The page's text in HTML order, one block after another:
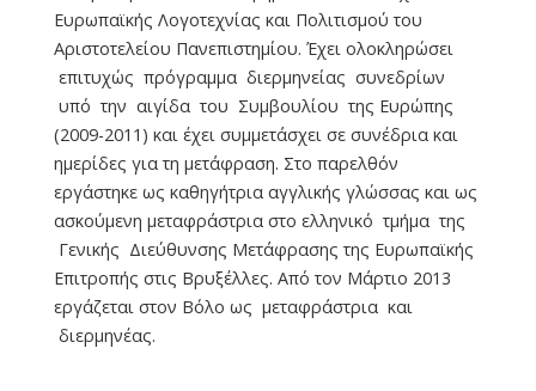
Ευρωπαϊκής Λογοτεχνίας και Πολιτισμού του
Αριστοτελείου Πανεπιστημίου. Έχει ολοκληρώσει
επιτυχώς πρόγραμμα διερμηνείας συνεδρίων
υπό την αιγίδα του Συμβουλίου της Ευρώπης
(2009-2011) και έχει συμμετάσχει σε συνέδρια και
ημερίδες για τη μετάφραση. Στο παρελθόν
εργάστηκε ως καθηγήτρια αγγλικής γλώσσας και ως
ασκούμενη μεταφράστρια στο ελληνικό τμήμα της
Γενικής Διεύθυνσης Μετάφρασης της Ευρωπαϊκής
Επιτροπής στις Βρυξέλλες. Από τον Μάρτιο 2013
εργάζεται στον Βόλο ως μεταφράστρια και
διερμηνέας.